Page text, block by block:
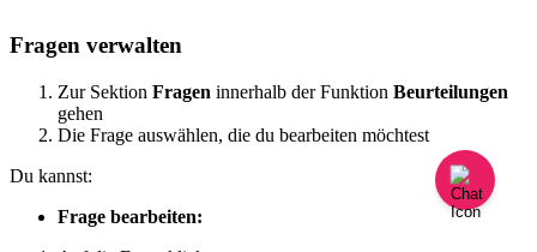
Fragen verwalten
Zur Sektion Fragen innerhalb der Funktion Beurteilungen
gehen
Die Frage auswählen, die du bearbeiten möchtest
Du kannst:
Frage bearbeiten: